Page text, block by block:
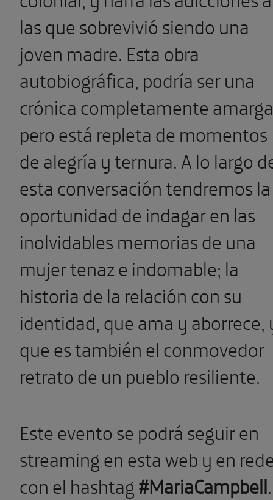
las que sobrevivió siendo una
joven madre. Esta obra
autobiográfica, podría ser una
crónica completamente
pero está repleta de momentos
de alegría y ternura. A lo largo
esta conversación tendremos la
oportunidad de indagar en las
inolvidables memorias de una
mujer tenaz e indomable; la
historia de la relación con su
identidad, que ama y aborrece,
que es también el conmovedor
retrato de un pueblo resiliente.
Este evento se podrá seguir en
streaming en esta web y en
con el hashtag#MariaCampbell.